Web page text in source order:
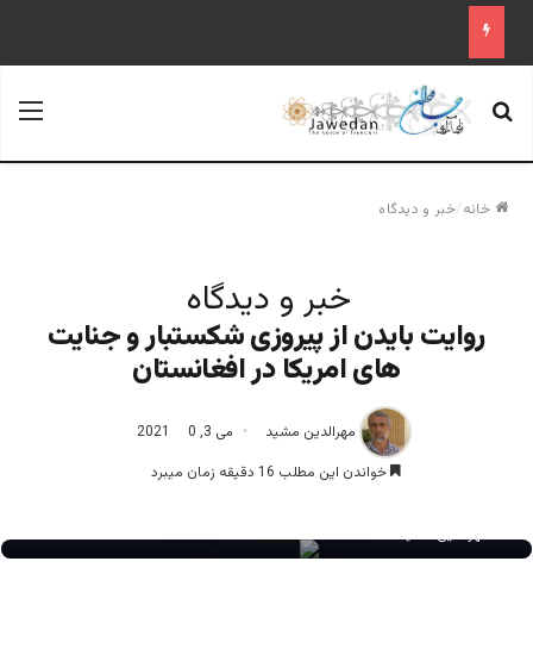
جستجو برای
خانه/خبر و دیدگاه
خبر و دیدگاه
روایت بایدن از پیروزی شکستبار و جنایت
های امریکا در افغانستان
مهرالدین مشید می 3, 2021
0
خواندن این مطلب 16 دقیقه زمان میبرد
مهرالدین مشید